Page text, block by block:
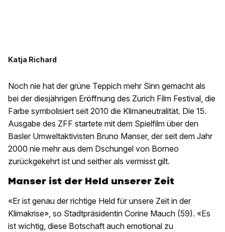
Katja Richard
Noch nie hat der grüne Teppich mehr Sinn gemacht als
bei der diesjährigen Eröffnung des Zurich Film Festival, die
Farbe symbolisiert seit 2010 die Klimaneutralität. Die 15.
Ausgabe des ZFF startete mit dem Spielfilm über den
Basler Umweltaktivisten Bruno Manser, der seit dem Jahr
2000 nie mehr aus dem Dschungel von Borneo
zurückgekehrt ist und seither als vermisst gilt.
Manser ist der Held unserer Zeit
«Er ist genau der richtige Held für unsere Zeit in der
Klimakrise», so Stadtpräsidentin Corine Mauch (59). «Es
ist wichtig, diese Botschaft auch emotional zu